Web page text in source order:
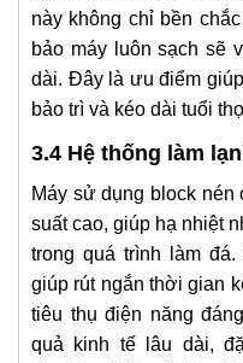
này không chỉ bền
bảo máy luôn sạch sẽ
dài. Đây là ưu điểm
bảo trì và kéo dài tuổi
3.4 Hệ thống làm
Máy sử dụng block
suất cao, giúp hạ nhiệt
trong quá trình làm
giúp rút ngắn thời gian
tiêu thụ điện năng
quả kinh tế lâu dài,